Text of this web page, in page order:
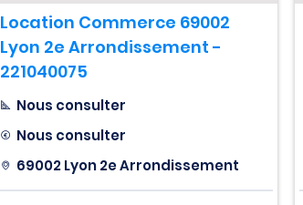
Location Commerce 69002
Lyon 2e Arrondissement -
221040075
Nous consulter
Nous consulter
69002 Lyon 2e Arrondissement